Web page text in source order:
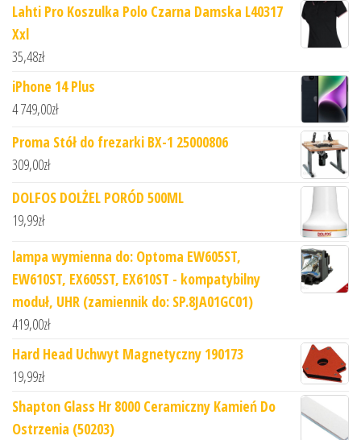
Lahti Pro Koszulka Polo Czarna Damska L40317
Xxl
35,48zł
iPhone 14 Plus
4 749,00zł
Proma Stół do frezarki BX-1 25000806
309,00zł
DOLFOS DOLŻEL PORÓD 500ML
19,99zł
lampa wymienna do: Optoma EW605ST,
EW610ST, EX605ST, EX610ST - kompatybilny
moduł, UHR (zamiennik do: SP.8JA01GC01)
419,00zł
Hard Head Uchwyt Magnetyczny 190173
19,99zł
Shapton Glass Hr 8000 Ceramiczny Kamień Do
Ostrzenia (50203)